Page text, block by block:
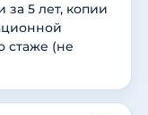
за 5 лет, копии
стаже (не